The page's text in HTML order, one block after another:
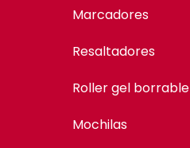
Marcadores
Resaltadores
Roller gel borrable
Mochilas